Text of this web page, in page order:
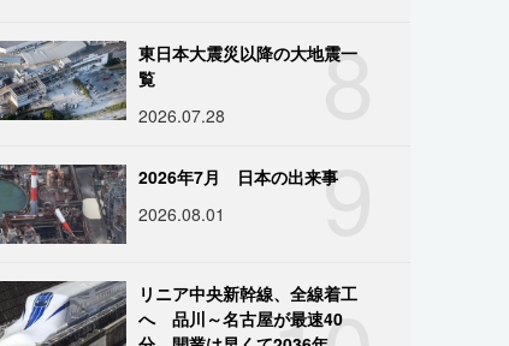
8
東日本大震災以降の大地震一
覧
2026.07.28
9
2026年7月 日本の出来事
2026.08.01
リニア中央新幹線、全線着工
へ 品川～名古屋が最速40